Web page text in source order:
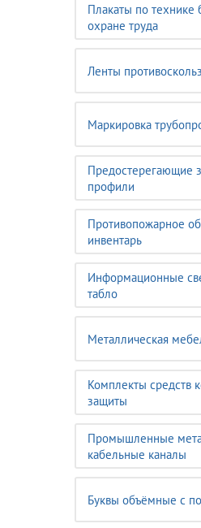
Плакаты по технике
охране труда
Ленты
Маркировка
Предостерегающие
профили
Противопожарное
инвентарь
Информационные
табло
Металлическая
Комплекты средств
защиты
Промышленные
кабельные каналы
Буквы объёмные с